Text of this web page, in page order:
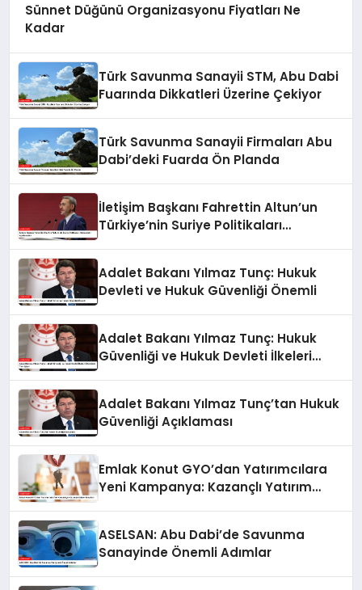
Sünnet Düğünü Organizasyonu Fiyatları Ne
Kadar
Türk Savunma Sanayii STM, Abu Dabi
Fuarında Dikkatleri Üzerine Çekiyor
Türk Savunma Sanayii Firmaları Abu
Dabi’deki Fuarda Ön Planda
İletişim Başkanı Fahrettin Altun’un
Türkiye’nin Suriye Politikaları
Adalet Bakanı Yılmaz Tunç: Hukuk
Devleti ve Hukuk Güvenliği Önemli
Adalet Bakanı Yılmaz Tunç: Hukuk
Güvenliği ve Hukuk Devleti İlkeleri
Adalet Bakanı Yılmaz Tunç’tan Hukuk
Güvenliği Açıklaması
Emlak Konut GYO’dan Yatırımcılara
Yeni Kampanya: Kazançlı Yatırım
ASELSAN: Abu Dabi’de Savunma
Sanayinde Önemli Adımlar